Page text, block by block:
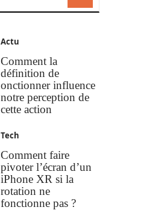
Actu
Comment la
définition de
onctionner influence
notre perception de
cette action
Tech
Comment faire
pivoter l’écran d’un
iPhone XR si la
rotation ne
fonctionne pas ?